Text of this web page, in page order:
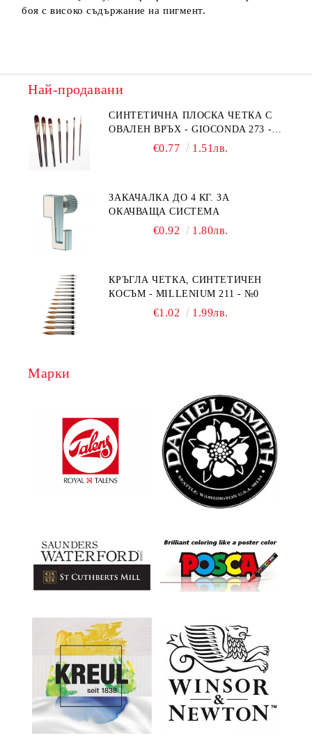
боя с високо съдържание на пигмент.
Най-продавани
СИНТЕТИЧНА ПЛОСКА ЧЕТКА С
ОВАЛЕН ВРЪХ - GIOCONDA 273 -
€0.77 1.51лв.
ЗАКАЧАЛКА ДО 4 КГ. ЗА
ОКАЧВАЩА СИСТЕМА
€0.92 1.80лв.
КРЪГЛА ЧЕТКА, СИНТЕТИЧЕН
КОСЪМ - MILLENIUM 211 - №0
€1.02 1.99лв.
Марки